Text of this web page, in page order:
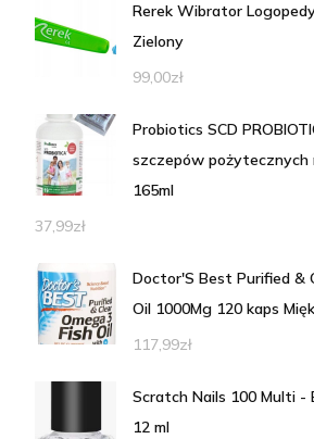
Rerek Wibrator
Zielony
99,00zł
Probiotics SCD
szczepów pożytecznych
165ml
37,99zł
Doctor'S Best Purified &
Oil 1000Mg 120 kaps
117,99zł
Scratch Nails 100 Multi -
12 ml